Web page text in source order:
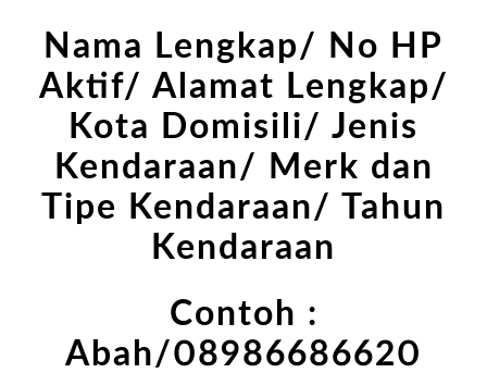
Nama Lengkap/ No HP
Aktif/ Alamat Lengkap/
Kota Domisili/ Jenis
Kendaraan/ Merk dan
Tipe Kendaraan/ Tahun
Kendaraan
Contoh :
Abah/08986686620